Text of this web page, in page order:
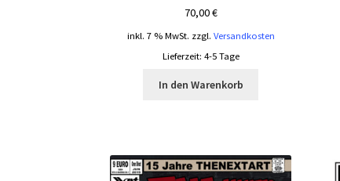
70,00€
inkl. 7 % MwSt. zzgl. Versandkosten
Lieferzeit: 4-5 Tage
In den Warenkorb